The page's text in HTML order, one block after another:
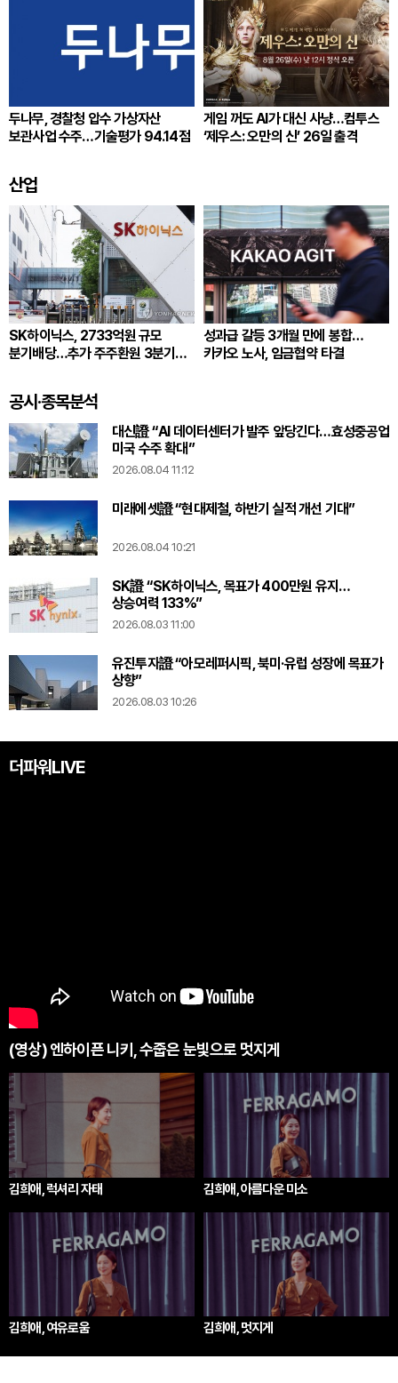
두나무, 경찰청 압수 가상자산
보관사업 수주…기술평가 94.14점
게임 꺼도 AI가 대신 사냥…컴투스
‘제우스: 오만의 신’ 26일 출격
산업
SK하이닉스, 2733억원 규모
분기배당…추가 주주환원 3분기
성과급 갈등 3개월 만에 봉합…
카카오 노사, 임금협약 타결
공시·종목분석
대신證 “AI 데이터센터가 발주 앞당긴다…효성중공업
미국 수주 확대”
2026.08.04 11:12
미래에셋證 “현대제철, 하반기 실적 개선 기대”
2026.08.04 10:21
SK證 “SK하이닉스, 목표가 400만원 유지…
상승여력 133%”
2026.08.03 11:00
유진투자證 “아모레퍼시픽, 북미·유럽 성장에 목표가
상향”
2026.08.03 10:26
더파워LIVE
(영상) 엔하이픈 니키, 수줍은 눈빛으로 멋지게
김희애, 럭셔리 자태 김희애, 아름다운 미소
김희애, 여유로움 김희애, 멋지게